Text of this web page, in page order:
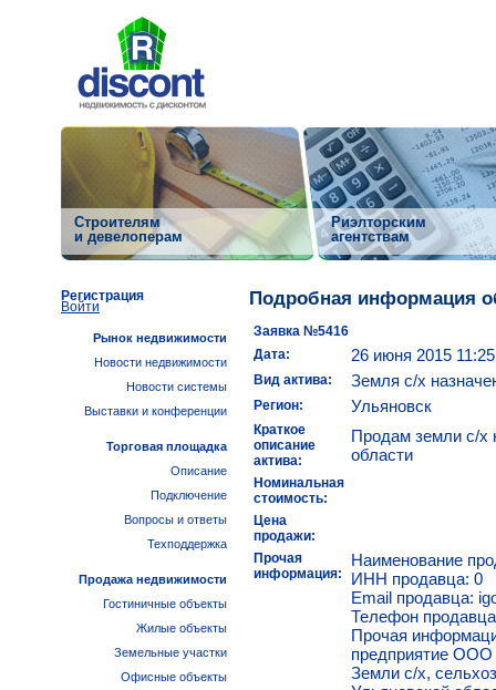
Строителям
и девелоперам
Риэлторским
агентствам
Подробная информация
Заявка №5416
Дата:
26 июня 2015 11:25
Вид актива: Земля с/х
Регион: Ульяновск
Краткое
описание
актива:
Продам земли с/х
области
Номинальная
стоимость:
Цена
продажи:
Прочая
информация:
Наименование
ИНН продавца: 0
Email продавца:
Телефон
Прочая
предприятие
Земли с/х,
Регистрация
Войти
Рынок недвижимости
Новости недвижимости
Новости системы
Выставки и конференции
Торговая площадка
Описание
Подключение
Вопросы и ответы
Техподдержка
Продажа недвижимости
Гостиничные объекты
Жилые объекты
Земельные участки
Офисные объекты